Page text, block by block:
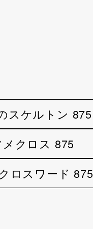
スケルトン 875
クロス 875
ロスワード 875